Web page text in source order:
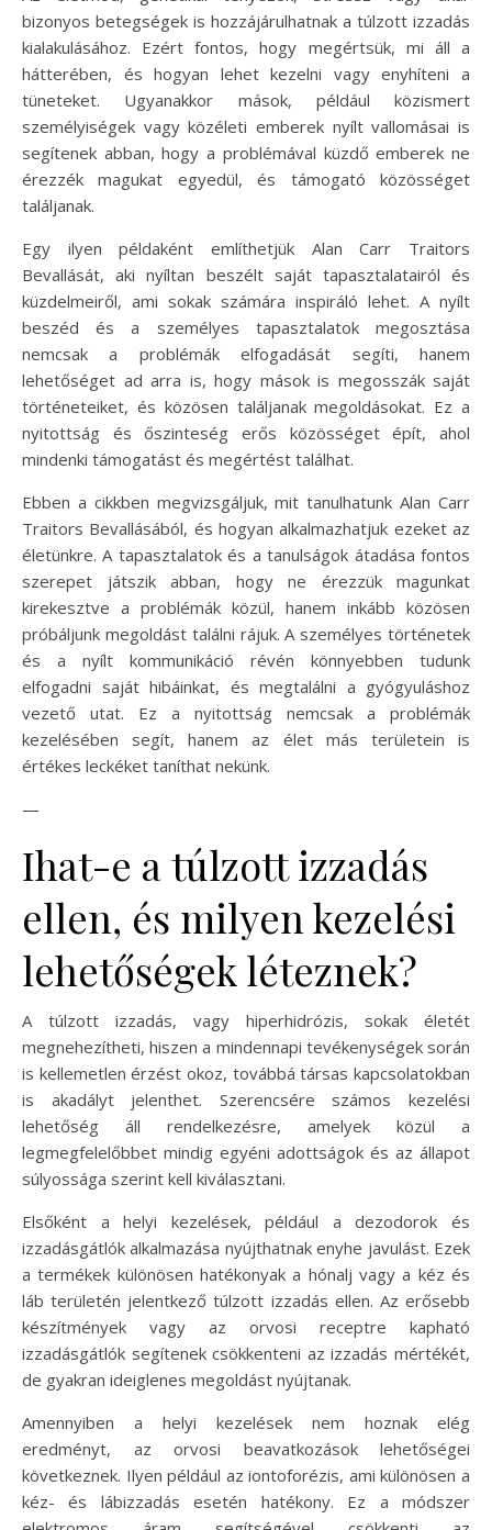
bizonyos betegségek is hozzájárulhatnak a túlzott izzadás
kialakulásához. Ezért fontos, hogy megértsük, mi áll a
hátterében, és hogyan lehet kezelni vagy enyhíteni a
tüneteket. Ugyanakkor mások, például közismert
személyiségek vagy közéleti emberek nyílt vallomásai is
segítenek abban, hogy a problémával küzdő emberek ne
érezzék magukat egyedül, és támogató közösséget
találjanak.
Egy ilyen példaként említhetjük Alan Carr Traitors
Bevallását, aki nyíltan beszélt saját tapasztalatairól és
küzdelmeiről, ami sokak számára inspiráló lehet. A nyílt
beszéd és a személyes tapasztalatok megosztása
nemcsak a problémák elfogadását segíti, hanem
lehetőséget ad arra is, hogy mások is megosszák saját
történeteiket, és közösen találjanak megoldásokat. Ez a
nyitottság és őszinteség erős közösséget épít, ahol
mindenki támogatást és megértést találhat.
Ebben a cikkben megvizsgáljuk, mit tanulhatunk Alan Carr
Traitors Bevallásából, és hogyan alkalmazhatjuk ezeket az
életünkre. A tapasztalatok és a tanulságok átadása fontos
szerepet játszik abban, hogy ne érezzük magunkat
kirekesztve a problémák közül, hanem inkább közösen
próbáljunk megoldást találni rájuk. A személyes történetek
és a nyílt kommunikáció révén könnyebben tudunk
elfogadni saját hibáinkat, és megtalálni a gyógyuláshoz
vezető utat. Ez a nyitottság nemcsak a problémák
kezelésében segít, hanem az élet más területein is
értékes leckéket taníthat nekünk.
—
Ihat-e a túlzott izzadás
ellen, és milyen kezelési
lehetőségek léteznek?
A túlzott izzadás, vagy hiperhidrózis, sokak életét
megnehezítheti, hiszen a mindennapi tevékenységek során
is kellemetlen érzést okoz, továbbá társas kapcsolatokban
is akadályt jelenthet. Szerencsére számos kezelési
lehetőség áll rendelkezésre, amelyek közül a
legmegfelelőbbet mindig egyéni adottságok és az állapot
súlyossága szerint kell kiválasztani.
Elsőként a helyi kezelések, például a dezodorok és
izzadásgátlók alkalmazása nyújthatnak enyhe javulást. Ezek
a termékek különösen hatékonyak a hónalj vagy a kéz és
láb területén jelentkező túlzott izzadás ellen. Az erősebb
készítmények vagy az orvosi receptre kapható
izzadásgátlók segítenek csökkenteni az izzadás mértékét,
de gyakran ideiglenes megoldást nyújtanak.
Amennyiben a helyi kezelések nem hoznak elég
eredményt, az orvosi beavatkozások lehetőségei
következnek. Ilyen például az iontoforézis, ami különösen a
kéz- és lábizzadás esetén hatékony. Ez a módszer